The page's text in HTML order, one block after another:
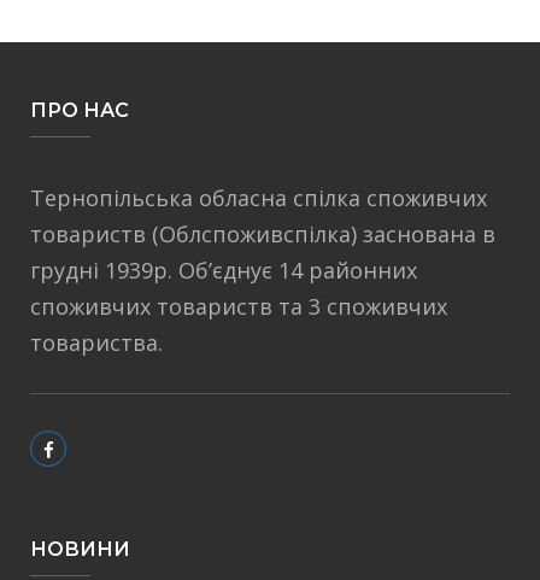
ПРО НАС
Тернопільська обласна спілка споживчих
товариств (Облспоживспілка) заснована в
грудні 1939р. Об’єднує 14 районних
споживчих товариств та 3 споживчих
товариства.
НОВИНИ